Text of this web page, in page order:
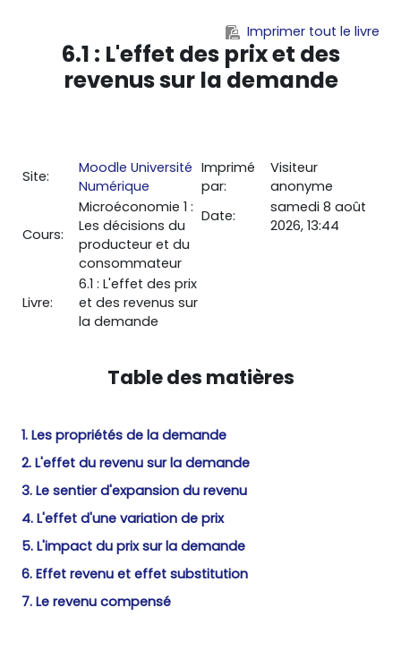
Imprimer tout le livre
6.1 : L'effet des prix et des
revenus sur la demande
Site:
Moodle Université
Numérique
Cours:
Microéconomie 1 :
Les décisions du
producteur et du
consommateur
Livre:
6.1 : L'effet des prix
et des revenus sur
la demande
Imprimé
par:
Visiteur
anonyme
Date:
samedi 8 août
2026, 13:44
Table des matières
1. Les propriétés de la demande
2. L'effet du revenu sur la demande
3. Le sentier d'expansion du revenu
4. L'effet d'une variation de prix
5. L'impact du prix sur la demande
6. Effet revenu et effet substitution
7. Le revenu compensé